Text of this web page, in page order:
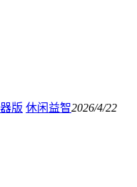
版 休闲益智2026/4/22